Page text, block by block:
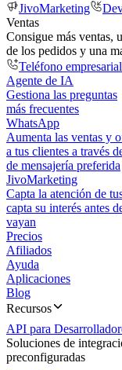
JivoMarketing
Ventas
Consigue más ventas,
de los pedidos y una
Teléfono
Agente de IA
Gestiona las preguntas
más frecuentes
WhatsApp
Aumenta las ventas y
a tus clientes a través
de mensajería preferida
JivoMarketing
Capta la atención de
capta su interés antes
vayan
Precios
Afiliados
Ayuda
Aplicaciones
Blog
Recursos
API para
Soluciones de
preconfiguradas